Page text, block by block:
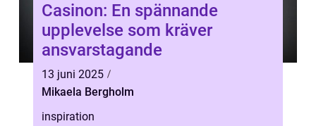
Casinon: En spännande
upplevelse som kräver
ansvarstagande
13 juni 2025
Mikaela Bergholm
inspiration